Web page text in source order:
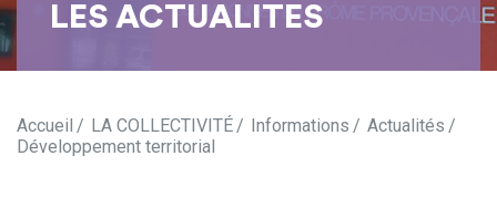
LES ACTUALITES
Accueil LA COLLECTIVITÉ Informations
Actualités
Développement territorial